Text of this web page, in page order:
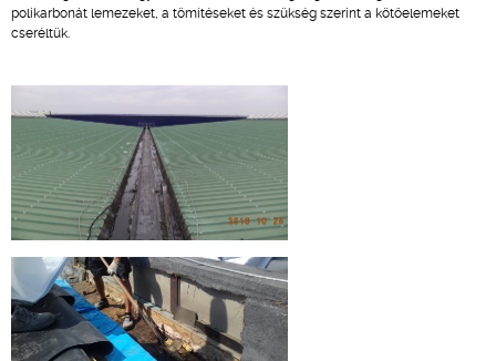
polikarbonát lemezeket, a tömítéseket és szükség szerint a kötőelemeket
cseréltük.